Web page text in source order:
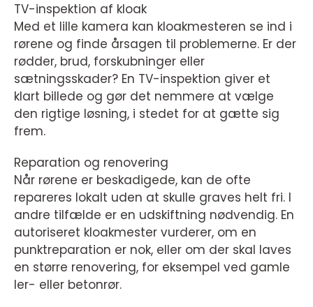
TV-inspektion af kloak
Med et lille kamera kan kloakmesteren se ind i
rørene og finde årsagen til problemerne. Er der
rødder, brud, forskubninger eller
sætningsskader? En TV-inspektion giver et
klart billede og gør det nemmere at vælge
den rigtige løsning, i stedet for at gætte sig
frem.
Reparation og renovering
Når rørene er beskadigede, kan de ofte
repareres lokalt uden at skulle graves helt fri. I
andre tilfælde er en udskiftning nødvendig. En
autoriseret kloakmester vurderer, om en
punktreparation er nok, eller om der skal laves
en større renovering, for eksempel ved gamle
ler- eller betonrør.